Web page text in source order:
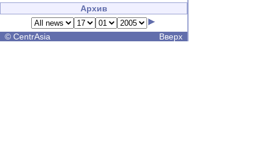
Архив
© CentrAsia Вверх